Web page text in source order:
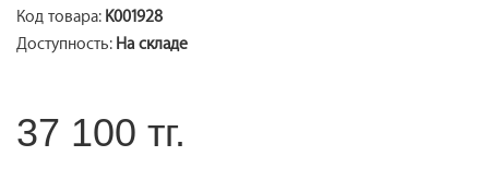
Код товара: K001928
Доступность: На складе
37 100 тг.